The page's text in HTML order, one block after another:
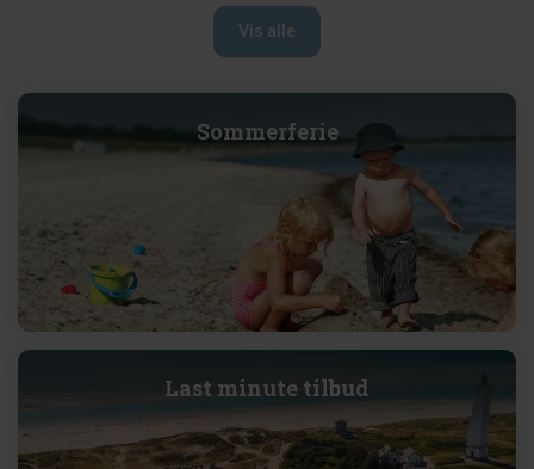
Vis alle
Sommerferie
Last minute tilbud